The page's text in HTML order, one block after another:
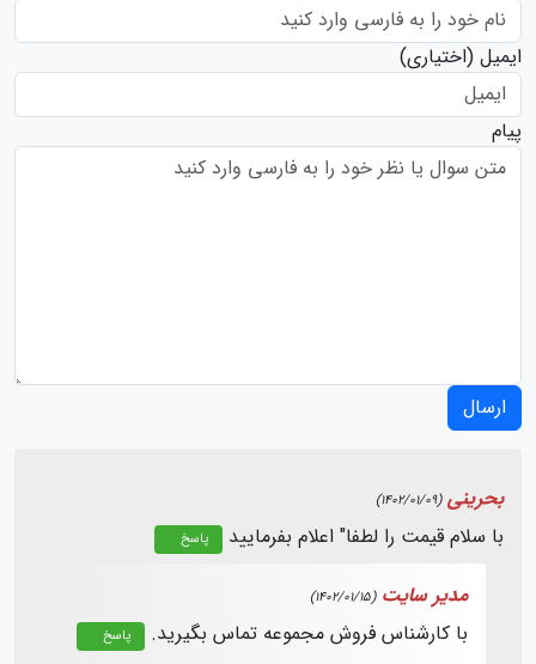
ایمیل (اختیاری)
پیام
ارسال
بحرینی (1402/01/09)
با سلام قیمت را لطفا" اعلام بفرمایید پاسخ
مدیر سایت (1402/01/15)
با کارشناس فروش مجموعه تماس بگیرید. پاسخ